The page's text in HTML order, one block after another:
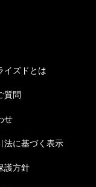
イズドとは
質問
せ
法に基づく表示
護方針